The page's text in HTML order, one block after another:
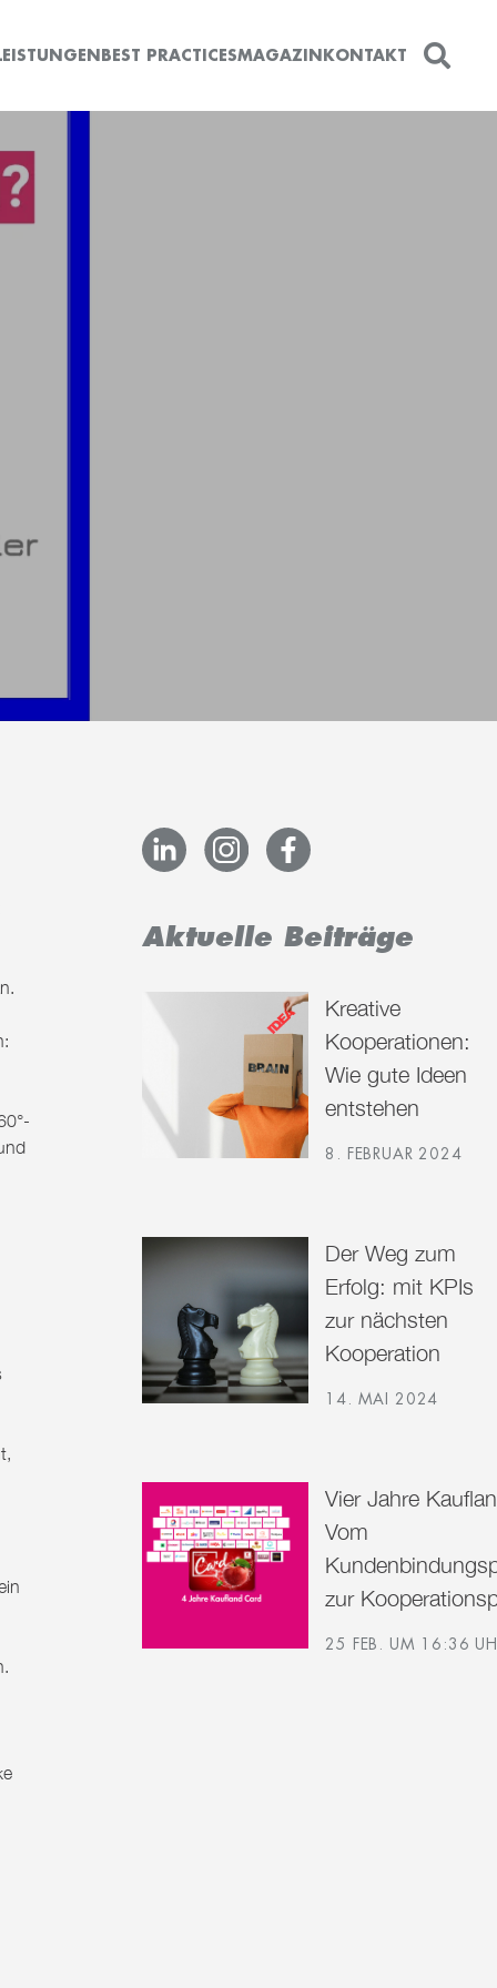
BEST PRACTICESMAGAZINKONTAKT
:
.
Aktuelle Beiträge
Kreative
Kooperationen:
Wie gute Ideen
entstehen
8. FEBRUAR 2024
Der Weg zum
Erfolg: mit KPIs
zur nächsten
Kooperation
14. MAI 2024
Vier Jahre
Vom
zur
25 FEB. UM 16:36